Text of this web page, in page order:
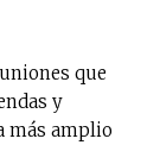
que
y
más amplio